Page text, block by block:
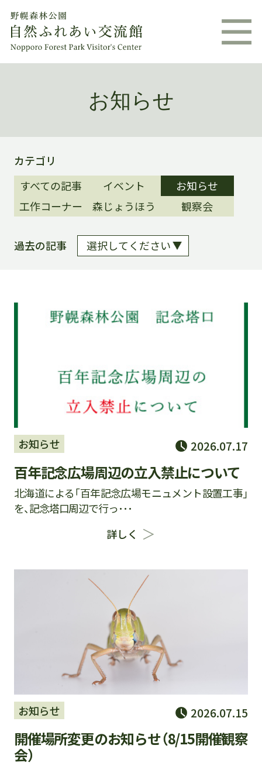
お知らせ
カテゴリ
すべての記事
イベント
お知らせ
工作コーナー
森じょうほう 観察会
過去の記事
お知らせ 2026.07.17
百年記念広場周辺の立入禁止について
北海道による「百年記念広場モニュメント設置工事」
を、記念塔口周辺で行っ･･･
詳しく
お知らせ 2026.07.15
開催場所変更のお知らせ（8/15開催観察
会）